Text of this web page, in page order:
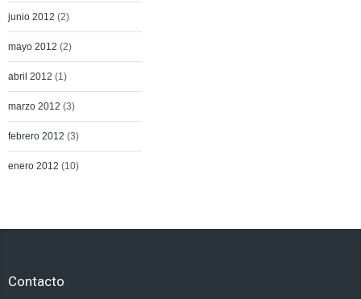
junio 2012 (2)
mayo 2012 (2)
abril 2012 (1)
marzo 2012 (3)
febrero 2012 (3)
enero 2012 (10)
Contacto